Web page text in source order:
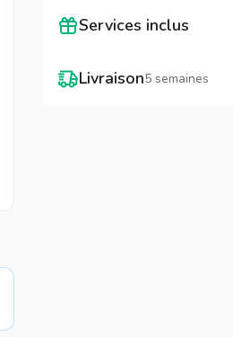
Services inclus
Livraison5 semaines